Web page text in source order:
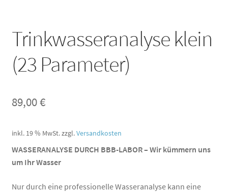
Trinkwasseranalyse klein
(23 Parameter)
89,00€
inkl. 19 % MwSt.zzgl.Versandkosten
WASSERANALYSE DURCH BBB-LABOR – Wir kümmern uns
um Ihr Wasser
Nur durch eine professionelle Wasseranalyse kann eine